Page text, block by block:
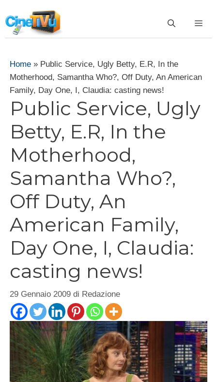
al
contenuto
Home » Public Service, Ugly Betty, E.R, In the
Motherhood, Samantha Who?, Off Duty, An American
Family, Day One, I, Claudia: casting news!
Public Service, Ugly
Betty, E.R, In the
Motherhood,
Samantha Who?,
Off Duty, An
American Family,
Day One, I, Claudia:
casting news!
29 Gennaio 2009 di Redazione